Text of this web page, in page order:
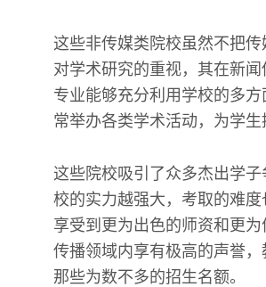
这些非传媒类院校虽然不把
对学术研究的重视，其在新
专业能够充分利用学校的多
常举办各类学术活动，为学生
这些院校吸引了众多杰出学
校的实力越强大，考取的难
享受到更为出色的师资和更
传播领域内享有极高的声誉
那些为数不多的招生名额。